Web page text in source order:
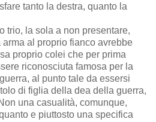
tanto la destra, quanto la
trio, la sola a non presentare,
al proprio fianco avrebbe
proprio colei che per prima
riconosciuta famosa per la
al punto tale da essersi
di figlia della dea della guerra,
una casualità, comunque,
e piuttosto una specifica